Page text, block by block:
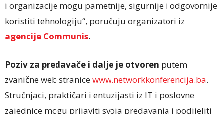
i organizacije mogu pametnije, sigurnije i odgovornije
koristiti tehnologiju“, poručuju organizatori iz
agencije Communis.
Poziv za predavače i dalje je otvoren putem
zvanične web stranicewww.networkkonferencija.ba.
Stručnjaci, praktičari i entuzijasti iz IT i poslovne
zajednice mogu prijaviti svoja predavanja i podijeliti